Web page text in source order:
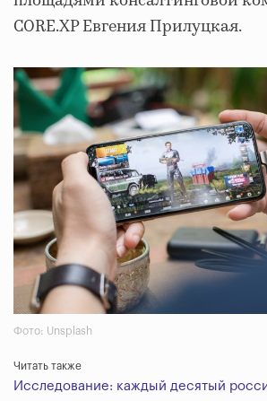
CORE.XP Евгения Прилуцкая.
Фото: Unsplash
Читать также
Исследование: каждый десятый